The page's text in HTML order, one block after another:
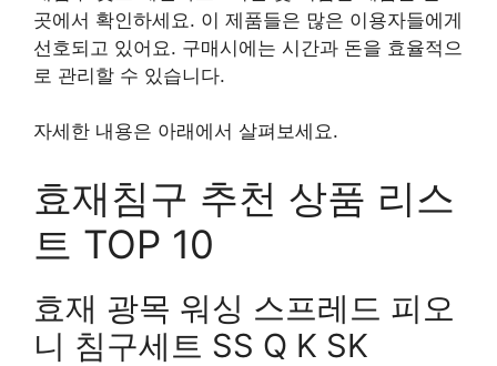
곳에서 확인하세요. 이 제품들은 많은 이용자들에게
선호되고 있어요. 구매시에는 시간과 돈을 효율적으
로 관리할 수 있습니다.
자세한 내용은 아래에서 살펴보세요.
효재침구 추천 상품 리스
트 TOP 10
효재 광목 워싱 스프레드 피오
니 침구세트 SS Q K SK